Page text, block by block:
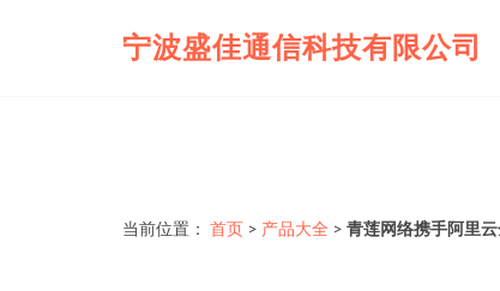
宁波盛佳通信科技有限公司
当前位置： 首页 > 产品大全 > 青莲网络携手阿里